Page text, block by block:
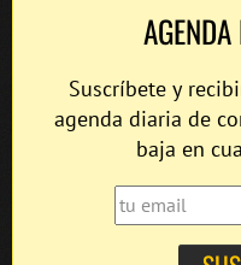
Suscríbete y
agenda diaria de
baja en